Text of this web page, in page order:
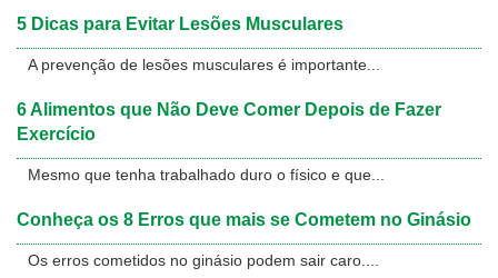
5 Dicas para Evitar Lesões Musculares
A prevenção de lesões musculares é importante...
6 Alimentos que Não Deve Comer Depois de Fazer
Exercício
Mesmo que tenha trabalhado duro o físico e que...
Conheça os 8 Erros que mais se Cometem no Ginásio
Os erros cometidos no ginásio podem sair caro....